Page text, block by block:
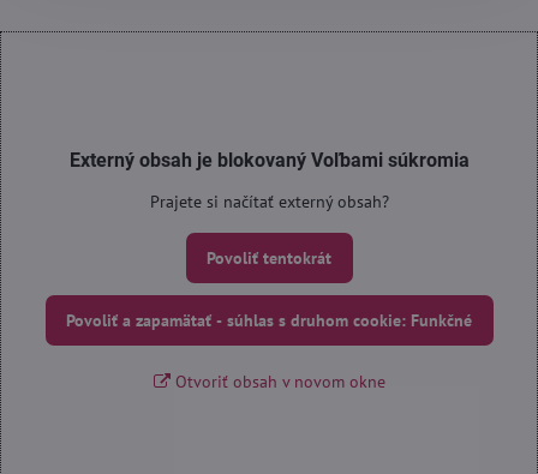
Externý obsah je blokovaný Voľbami súkromia
Prajete si načítať externý obsah?
Povoliť tentokrát
Povoliť a zapamätať - súhlas s druhom cookie: Funkčné
Otvoriť obsah v novom okne